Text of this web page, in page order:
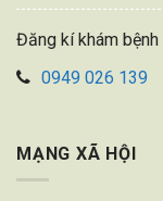
Đăng kí khám bệnh
0949 026 139
MẠNG XÃ HỘI